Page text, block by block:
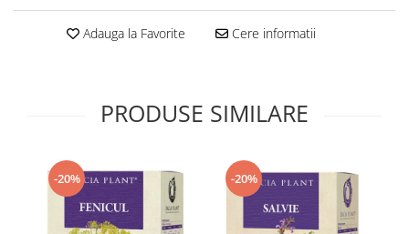
Vitamine si minerale
Adauga la Favorite Cere informatii
PRODUSE SIMILARE
-20% -20%